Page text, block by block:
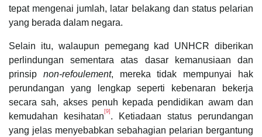
tepat mengenai jumlah, latar belakang dan status pelarian
yang berada dalam negara.
Selain itu, walaupun pemegang kad UNHCR diberikan
perlindungan sementara atas dasar kemanusiaan dan
prinsip non-refoulement, mereka tidak mempunyai hak
perundangan yang lengkap seperti kebenaran bekerja
secara sah, akses penuh kepada pendidikan awam dan
kemudahan kesihatan [9] . Ketiadaan status perundangan
yang jelas menyebabkan sebahagian pelarian bergantung